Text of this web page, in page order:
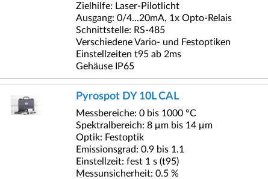
Zielhilfe: Laser-Pilotlicht
Ausgang: 0/4...20mA, 1x Opto-Relais
Schnittstelle: RS-485
Verschiedene Vario- und Festoptiken
Einstellzeiten t95 ab 2ms
Gehäuse IP65
Pyrospot DY 10L CAL
Messbereiche: 0 bis 1000 °C
Spektralbereich: 8 μm bis 14 μm
Optik: Festoptik
Emissionsgrad: 0.9 bis 1.1
Einstellzeit: fest 1 s (t95)
Messunsicherheit: 0.5 %